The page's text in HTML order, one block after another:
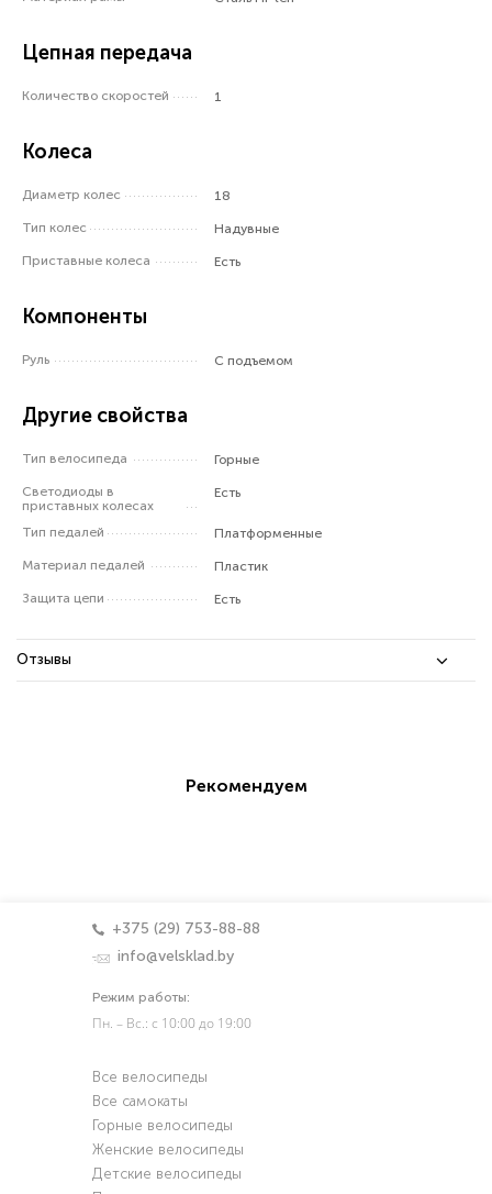
Цепная передача
Количество скоростей 1
Колеса
Диаметр колес 18
Тип колес Надувные
Приставные колеса Есть
Компоненты
Руль С подъемом
Другие свойства
Тип велосипеда Горные
Светодиоды в
приставных колесах
Есть
Тип педалей Платформенные
Материал педалей Пластик
Защита цепи Есть
Отзывы
Рекомендуем
+375 (29) 753-88-88
info@velsklad.by
Режим работы:
Пн. – Вс.: с 10:00 до 19:00
Все велосипеды
Все самокаты
Горные велосипеды
Женские велосипеды
Детские велосипеды